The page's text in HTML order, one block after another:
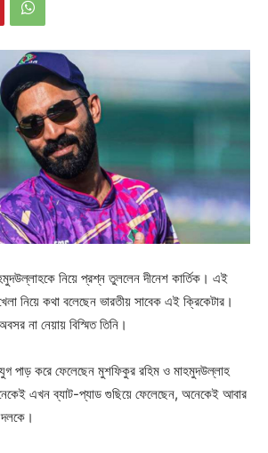
নিয়ে প্রশ্ন তুললেন দীনেশ কার্তিক। এই
নিয়ে কথা বলেছেন ভারতীয় সাবেক এই ক্রিকেটার।
না নেয়ায় বিস্মিত তিনি।
পাড় করে ফেলেছেন মুশফিকুর রহিম ও মাহমুদউল্লাহ
এখন ব্যাট-প্যাড গুছিয়ে ফেলেছেন, অনেকেই আবার
দলকে।